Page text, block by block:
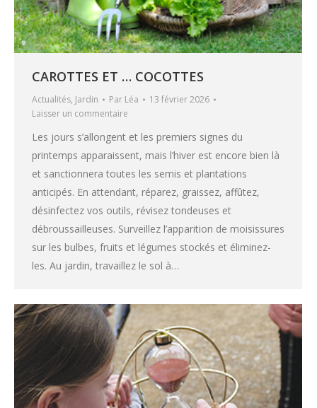
CAROTTES ET … COCOTTES
Actualités, Jardin Par Léa
13 février 2026
Laisser un commentaire
Les jours s’allongent et les premiers signes du
printemps apparaissent, mais l’hiver est encore bien là
et sanctionnera toutes les semis et plantations
anticipés. En attendant, réparez, graissez, affûtez,
désinfectez vos outils, révisez tondeuses et
débroussailleuses. Surveillez l’apparition de moisissures
sur les bulbes, fruits et légumes stockés et éliminez-
les. Au jardin, travaillez le sol à…